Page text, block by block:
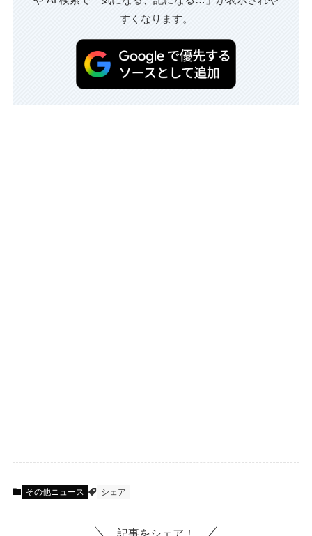
すくなります。
その他ニュース シェア
記事をシェア！